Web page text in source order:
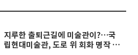
지루한 출퇴근길에 미술관이?⋯국
립현대미술관, 도로 위 회화 명작 6